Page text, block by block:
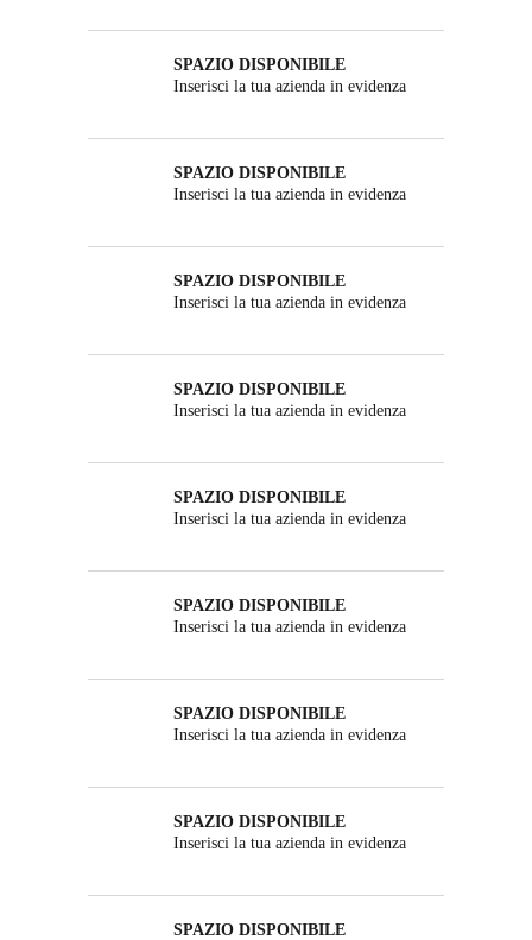
SPAZIO DISPONIBILE
Inserisci la tua azienda in evidenza
SPAZIO DISPONIBILE
Inserisci la tua azienda in evidenza
SPAZIO DISPONIBILE
Inserisci la tua azienda in evidenza
SPAZIO DISPONIBILE
Inserisci la tua azienda in evidenza
SPAZIO DISPONIBILE
Inserisci la tua azienda in evidenza
SPAZIO DISPONIBILE
Inserisci la tua azienda in evidenza
SPAZIO DISPONIBILE
Inserisci la tua azienda in evidenza
SPAZIO DISPONIBILE
Inserisci la tua azienda in evidenza
SPAZIO DISPONIBILE